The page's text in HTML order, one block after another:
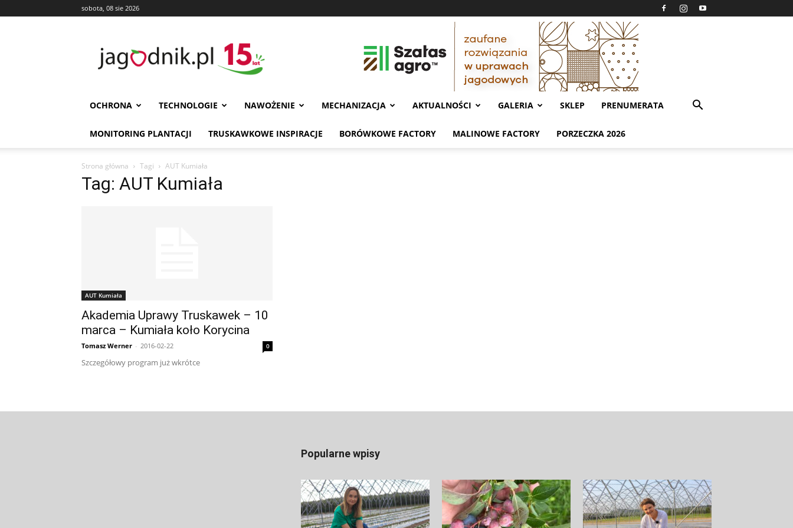
sobota, 08 sie 2026
OCHRONA TECHNOLOGIE NAWOŻENIE MECHANIZACJA AKTUALNOŚCI GALERIA SKLEP PRENUMERATA
MONITORING PLANTACJI TRUSKAWKOWE INSPIRACJE BORÓWKOWE FACTORY MALINOWE FACTORY PORZECZKA 2026
Strona główna Tagi AUT Kumiała
Tag: AUT Kumiała
AUT Kumiała
Akademia Uprawy Truskawek – 10
marca – Kumiała koło Korycina
Tomasz Werner - 2016-02-22 0
Szczegółowy program już wkrótce
Popularne wpisy